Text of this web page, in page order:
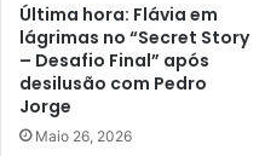
Última hora: Flávia em
lágrimas no “Secret Story
– Desafio Final” após
desilusão com Pedro
Jorge
Maio 26, 2026